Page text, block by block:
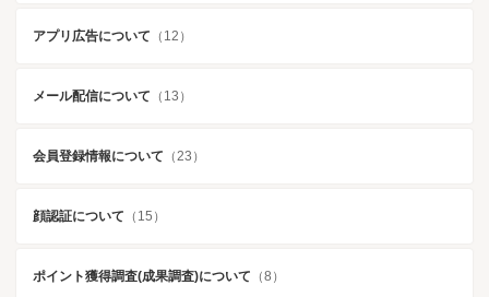
アプリ広告について （12）
メール配信について （13）
会員登録情報について （23）
顔認証について （15）
ポイント獲得調査(成果調査)について （8）